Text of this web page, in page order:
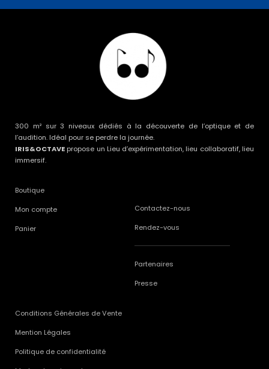
300 m² sur 3 niveaux dédiés à la découverte de l’optique et de
l’audition. Idéal pour se perdre la journée.
IRIS&OCTAVE propose un Lieu d’expérimentation, lieu collaboratif, lieu
immersif.
Boutique
Mon compte
Panier
Contactez-nous
Rendez-vous
Partenaires
Presse
Conditions Générales de Vente
Mention Légales
Politique de confidentialité